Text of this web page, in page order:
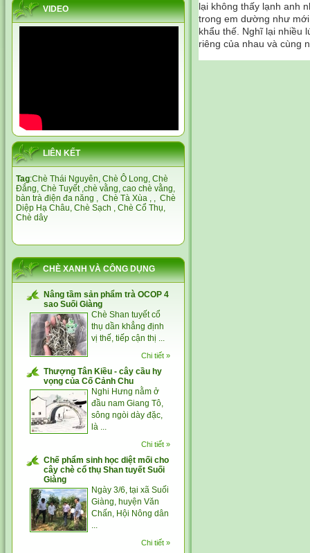
VIDEO
LIÊN KẾT
Tag:Chè Thái Nguyên, Chè Ô Long, Chè
Đắng, Chè Tuyết,chè vằng, cao chè vằng,
bàn trà điện đa năng , Chè Tà Xùa , , Chè
Diệp Hạ Châu, Chè Sạch , Chè Cổ Thụ,
Chè dây
CHÈ XANH VÀ CÔNG DỤNG
Nâng tầm sản phẩm trà OCOP 4
sao Suối Giàng
Chè Shan tuyết cổ
thụ dần khẳng định
vị thế, tiếp cận thị ...
Chi tiết »
Thượng Tân Kiều - cây cầu hy
vọng của Cố Cảnh Chu
Nghi Hưng nằm ở
đầu nam Giang Tô,
sông ngòi dày đặc,
là ...
Chi tiết »
Chế phẩm sinh học diệt mối cho
cây chè cổ thụ Shan tuyết Suối
Giàng
Ngày 3/6, tại xã Suối
Giàng, huyện Văn
Chấn, Hội Nông dân
...
Chi tiết »
lại không thấy lạnh anh
trong em dường như
khẩu thế. Nghĩ lại nhiều
riêng của nhau và cùng